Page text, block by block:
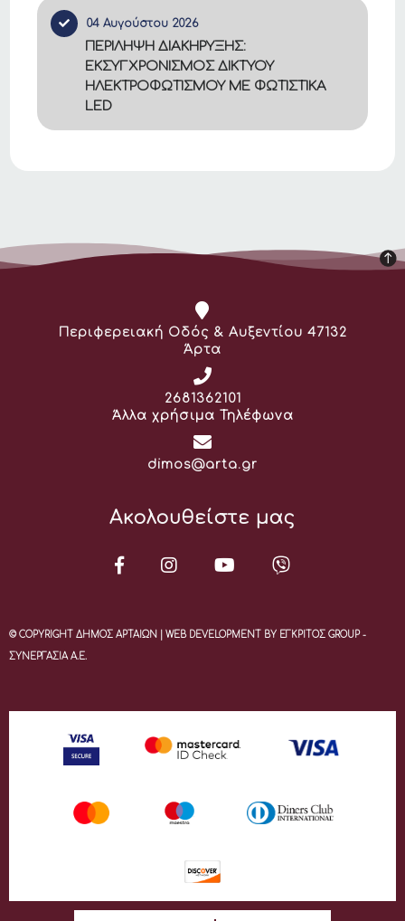
04 Αυγούστου 2026
ΠΕΡΙΛΗΨΗ ΔΙΑΚΗΡΥΞΗΣ:
ΕΚΣΥΓΧΡΟΝΙΣΜΟΣ ΔΙΚΤΥΟΥ
ΗΛΕΚΤΡΟΦΩΤΙΣΜΟΥ ΜΕ ΦΩΤΙΣΤΙΚΑ
LED
Διεύθυνση:
Περιφερειακή Οδός & Αυξεντίου 47132
Άρτα
Τηλέφωνο:
2681362101
Άλλα χρήσιμα Τηλέφωνα
Email:
dimos@arta.gr
Ακολουθείστε μας
© COPYRIGHT ΔΗΜΟΣ ΑΡΤΑΙΩΝ | WEB DEVELOPMENT BY ΕΓΚΡΙΤΟΣ GROUP -
ΣΥΝΕΡΓΑΣΙΑ Α.Ε.